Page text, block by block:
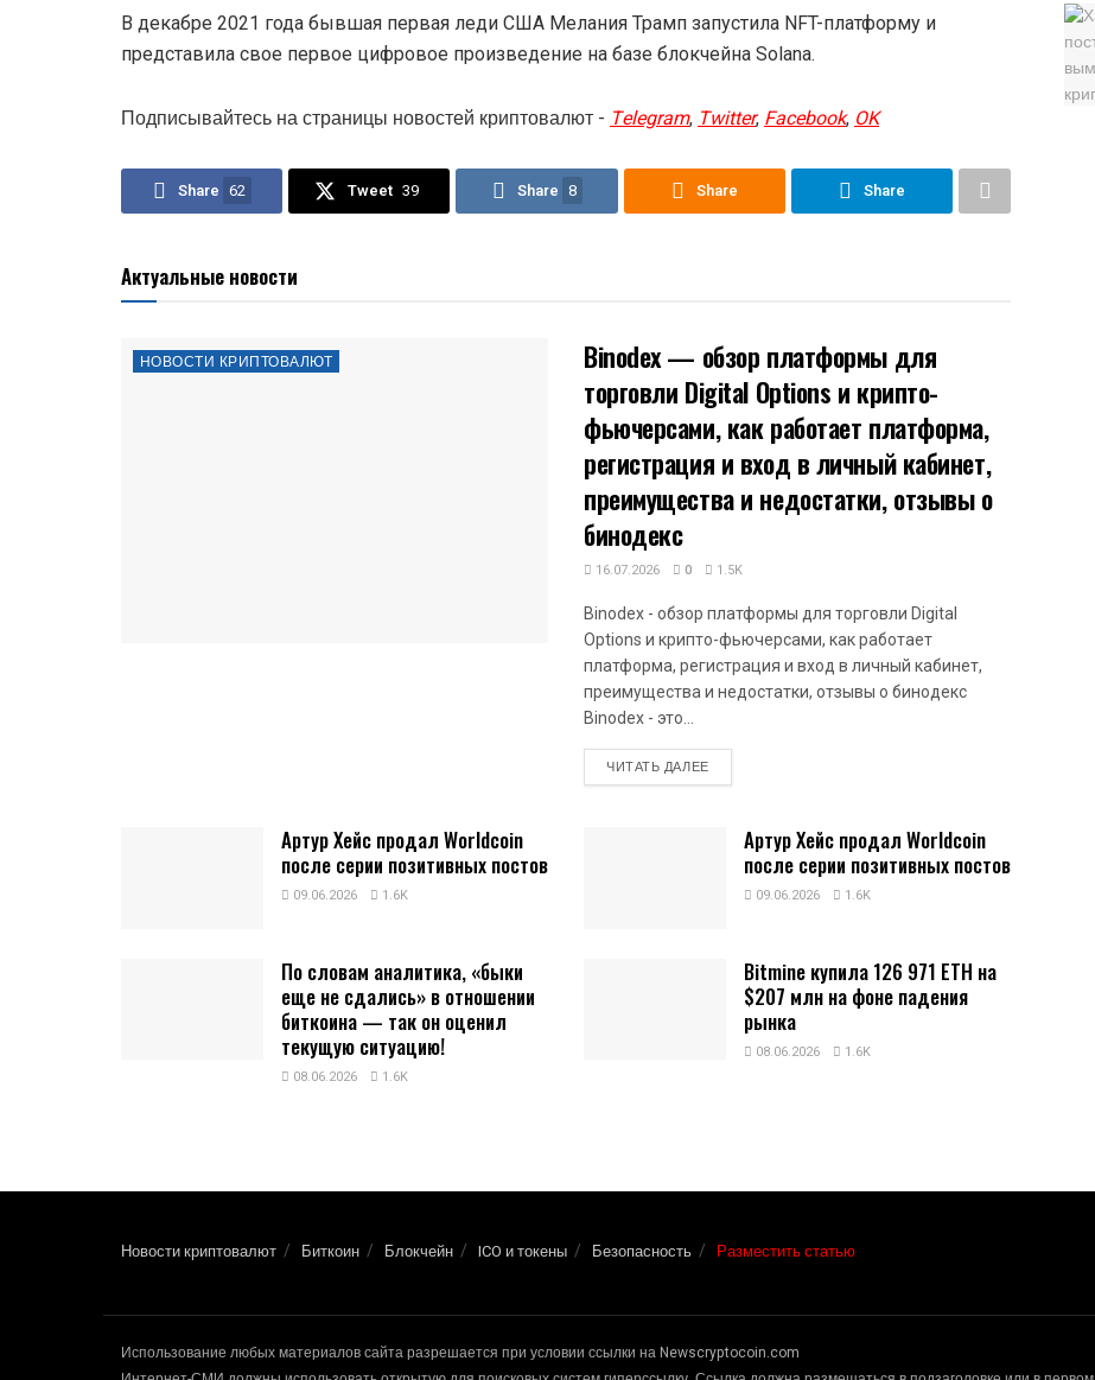
В декабре 2021 года бывшая первая леди США Мелания Трамп запустила NFT-платформу и
представила свое первое цифровое произведение на базе блокчейна Solana.
Подписывайтесь на страницы новостей криптовалют - Telegram, Twitter, Facebook, OK
Share 62 Tweet 39 Share 8 Share Share
Актуальные новости
НОВОСТИ КРИПТОВАЛЮТ
Binodex — обзор платформы для
торговли Digital Options и крипто-
фьючерсами, как работает платформа,
регистрация и вход в личный кабинет,
преимущества и недостатки, отзывы о
бинодекс
16.07.2026 0 1.5K
Binodex - обзор платформы для торговли Digital
Options и крипто-фьючерсами, как работает
платформа, регистрация и вход в личный кабинет,
преимущества и недостатки, отзывы о бинодекс
Binodex - это...
ЧИТАТЬ ДАЛЕЕDETAILS
Артур Хейс продал Worldcoin
после серии позитивных постов
09.06.2026 1.6K
Артур Хейс продал Worldcoin
после серии позитивных постов
09.06.2026 1.6K
По словам аналитика, «быки
еще не сдались» в отношении
биткоина — так он оценил
текущую ситуацию!
08.06.2026 1.6K
Bitmine купила 126 971 ETH на
$207 млн на фоне падения
рынка
08.06.2026 1.6K
Новости криптовалют Биткоин Блокчейн ICO и токены Безопасность Разместить статью
Использование любых материалов сайта разрешается при условии ссылки на Newscryptocoin.com